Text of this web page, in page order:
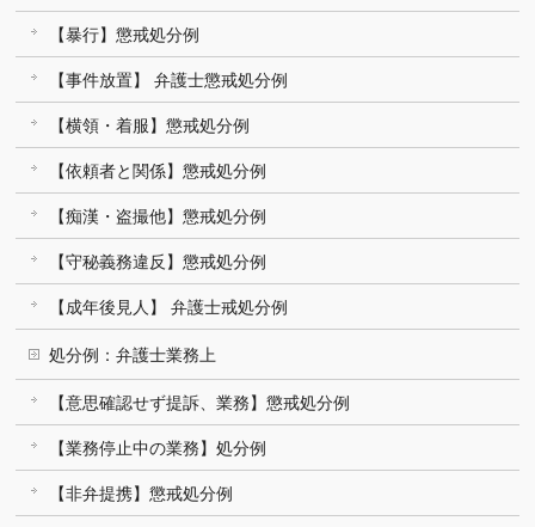
【暴行】懲戒処分例
【事件放置】 弁護士懲戒処分例
【横領・着服】懲戒処分例
【依頼者と関係】懲戒処分例
【痴漢・盗撮他】懲戒処分例
【守秘義務違反】懲戒処分例
【成年後見人】 弁護士戒処分例
処分例：弁護士業務上
【意思確認せず提訴、業務】懲戒処分例
【業務停止中の業務】処分例
【非弁提携】懲戒処分例